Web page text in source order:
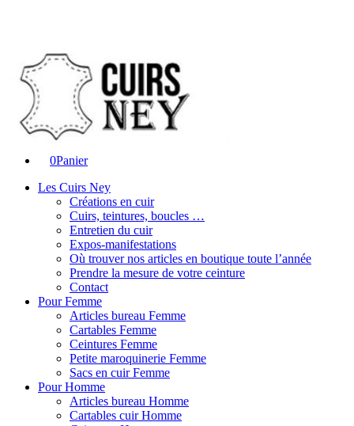
0Panier
Les Cuirs Ney
Créations en cuir
Cuirs, teintures, boucles …
Entretien du cuir
Expos-manifestations
Où trouver nos articles en boutique toute l’année
Prendre la mesure de votre ceinture
Contact
Pour Femme
Articles bureau Femme
Cartables Femme
Ceintures Femme
Petite maroquinerie Femme
Sacs en cuir Femme
Pour Homme
Articles bureau Homme
Cartables cuir Homme